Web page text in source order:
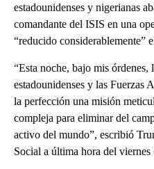
estadounidenses y nigerianas
comandante del ISIS en una
“reducido considerablemente”
“Esta noche, bajo mis órdenes,
estadounidenses y las Fuerzas
la perfección una misión
compleja para eliminar del
activo del mundo”, escribió
Social a última hora del